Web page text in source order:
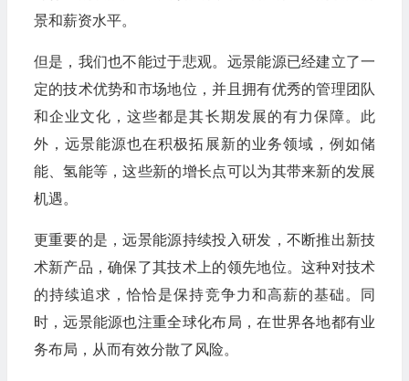
景和薪资水平。
但是，我们也不能过于悲观。远景能源已经建立了一
定的技术优势和市场地位，并且拥有优秀的管理团队
和企业文化，这些都是其长期发展的有力保障。此
外，远景能源也在积极拓展新的业务领域，例如储
能、氢能等，这些新的增长点可以为其带来新的发展
机遇。
更重要的是，远景能源持续投入研发，不断推出新技
术新产品，确保了其技术上的领先地位。这种对技术
的持续追求，恰恰是保持竞争力和高薪的基础。同
时，远景能源也注重全球化布局，在世界各地都有业
务布局，从而有效分散了风险。